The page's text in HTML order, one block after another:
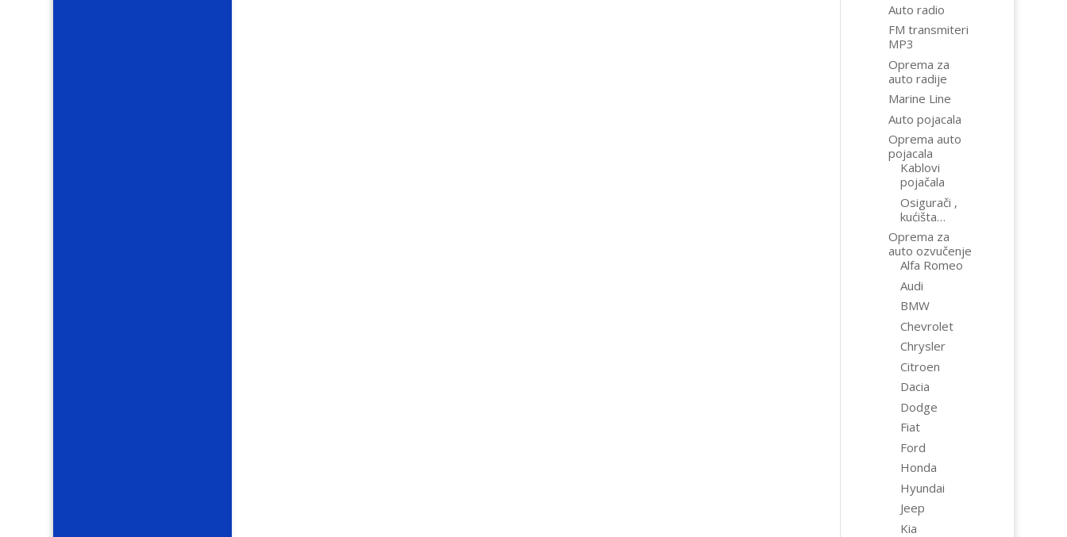
Auto radio
FM transmiteri
MP3
Oprema za
auto radije
Marine Line
Auto pojacala
Oprema auto
pojacala
Kablovi
pojačala
Osigurači ,
kućišta…
Oprema za
auto ozvučenje
Alfa Romeo
Audi
BMW
Chevrolet
Chrysler
Citroen
Dacia
Dodge
Fiat
Ford
Honda
Hyundai
Jeep
Kia